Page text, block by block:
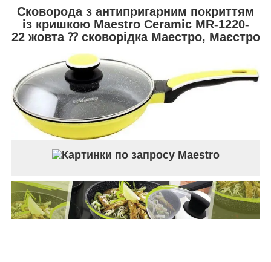
Сковорода з антипригарним покриттям
із кришкою Maestro Ceramic MR-1220-
22жовта ⁇ сковорідка Маестро, Маєстро